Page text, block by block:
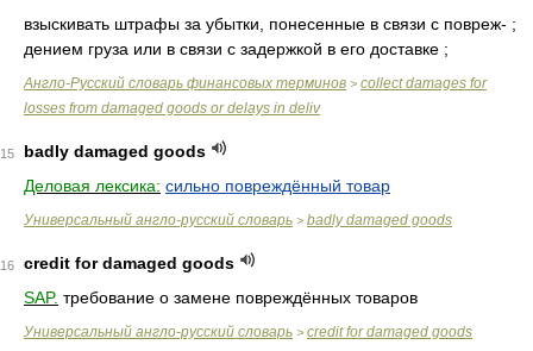
взыскивать штрафы за убытки, понесенные в связи с повреж- ;
дением груза или в связи с задержкой в его доставке ;
Англо-Русский словарь финансовых терминов > collect damages for
losses from damaged goods or delays in deliv
15
badly damaged goods
Деловая лексика: сильно повреждённый товар
Универсальный англо-русский словарь > badly damaged goods
16
credit for damaged goods
SAP. требование о замене повреждённых товаров
Универсальный англо-русский словарь > credit for damaged goods